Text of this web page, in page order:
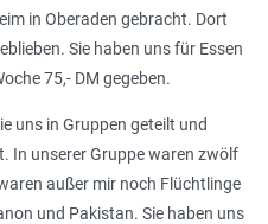
in Oberaden gebracht. Dort
Sie haben uns für Essen
75,- DM gegeben.
uns in Gruppen geteilt und
In unserer Gruppe waren zwölf
außer mir noch Flüchtlinge
und Pakistan. Sie haben uns